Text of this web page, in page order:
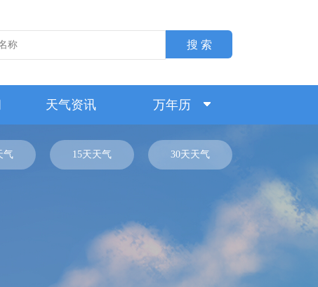
搜 索
天气资讯 万年历
气 15天天气 30天天气